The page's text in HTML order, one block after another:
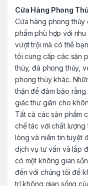
Cửa Hàng Phong
Cửa hàng phong
phẩm phù hợp với
vượt trội mà có thể
tôi cung cấp các sản
thủy, đá phong thủy,
phong thủy khác.
thận để đảm bảo
giác thư giãn cho
Tất cả các sản phẩm
chế tác với chất lượng
lòng và niềm tin tuyệt
dịch vụ tư vấn và lắp
có một không gian
đến với chúng tôi để
trí không gian sống